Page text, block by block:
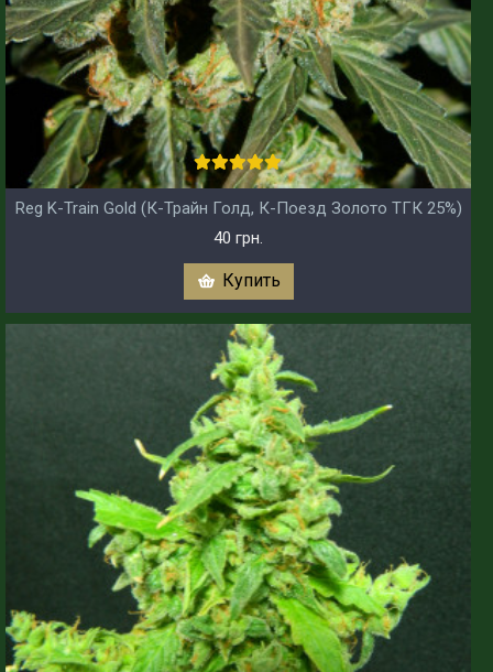
Reg K-Train Gold (К-Трайн Голд, К-Поезд Золото ТГК 25%)
40 грн.
Купить